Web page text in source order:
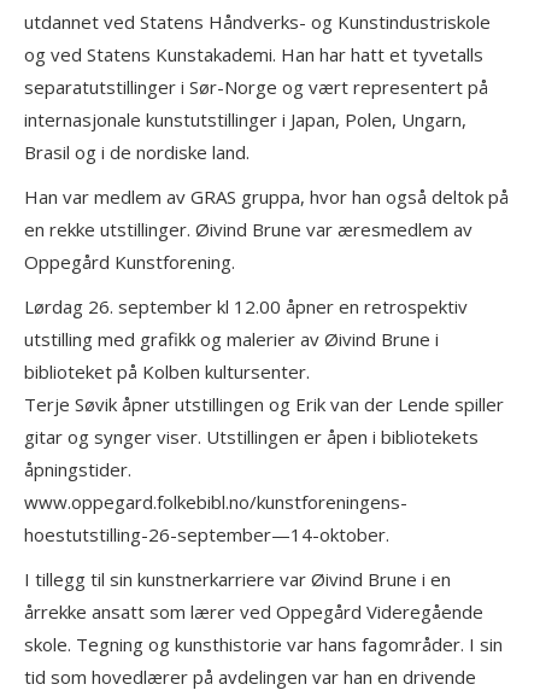
utdannet ved Statens Håndverks- og Kunstindustriskole
og ved Statens Kunstakademi. Han har hatt et tyvetalls
separatutstillinger i Sør-Norge og vært representert på
internasjonale kunstutstillinger i Japan, Polen, Ungarn,
Brasil og i de nordiske land.
Han var medlem av GRAS gruppa, hvor han også deltok på
en rekke utstillinger. Øivind Brune var æresmedlem av
Oppegård Kunstforening.
Lørdag 26. september kl 12.00 åpner en retrospektiv
utstilling med grafikk og malerier av Øivind Brune i
biblioteket på Kolben kultursenter.
Terje Søvik åpner utstillingen og Erik van der Lende spiller
gitar og synger viser. Utstillingen er åpen i bibliotekets
åpningstider.
www.oppegard.folkebibl.no/kunstforeningens-
hoestutstilling-26-september—14-oktober.
I tillegg til sin kunstnerkarriere var Øivind Brune i en
årrekke ansatt som lærer ved Oppegård Videregående
skole. Tegning og kunsthistorie var hans fagområder. I sin
tid som hovedlærer på avdelingen var han en drivende